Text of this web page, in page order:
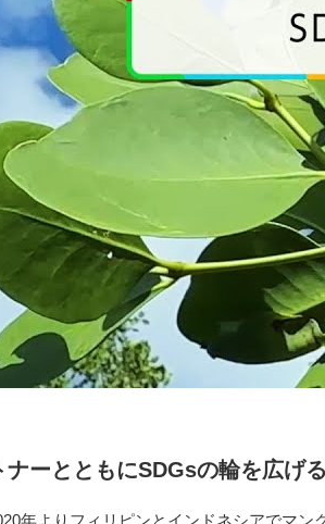
ナーとともにSDGsの輪を広げ
年よりフィリピンとインドネシアでマ